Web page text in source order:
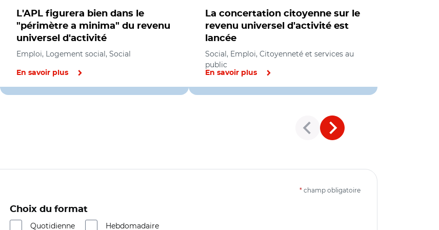
L'APL figurera bien dans le
"périmètre a minima" du revenu
universel d'activité
Emploi, Logement social, Social
En savoir plus
La concertation citoyenne sur le
revenu universel d'activité est
lancée
Social, Emploi, Citoyenneté et services au
public
En savoir plus
* champ obligatoire
Choix du format
Quotidienne
Hebdomadaire